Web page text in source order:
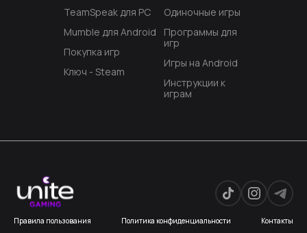
TeamSpeak для PC
Mumble для Android
Покупка игр
Ключ - Steam
Одиночные игры
Программы для
игр
Игры на Android
Инструкции к
играм
Правила пользования Политика конфиденциальности Контакты